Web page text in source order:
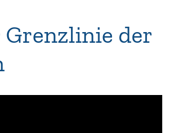
Grenzlinie der